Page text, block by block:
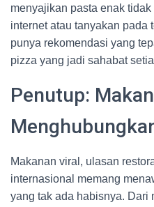
menyajikan pasta enak
internet atau tanyakan pada
punya rekomendasi yang
pizza yang jadi sahabat
Penutup:
Makanan viral, ulasan
internasional memang
yang tak ada habisnya. Dari